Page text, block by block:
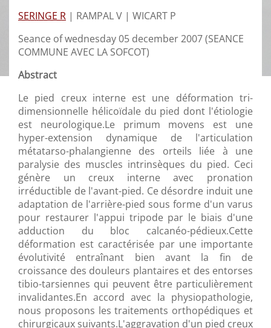
SERINGE R | RAMPAL V | WICART P
Seance of wednesday 05 december 2007 (SEANCE
COMMUNE AVEC LA SOFCOT)
Abstract
Le pied creux interne est une déformation tri-
dimensionnelle hélicoïdale du pied dont l'étiologie
est neurologique.Le primum movens est une
hyper-extension dynamique de l'articulation
métatarso-phalangienne des orteils liée à une
paralysie des muscles intrinsèques du pied. Ceci
génère un creux interne avec pronation
irréductible de l'avant-pied. Ce désordre induit une
adaptation de l'arrière-pied sous forme d'un varus
pour restaurer l'appui tripode par le biais d'une
adduction du bloc calcanéo-pédieux.Cette
déformation est caractérisée par une importante
évolutivité entraînant bien avant la fin de
croissance des douleurs plantaires et des entorses
tibio-tarsiennes qui peuvent être particulièrement
invalidantes.En accord avec la physiopathologie,
nous proposons les traitements orthopédiques et
chirurgicaux suivants.L'aggravation d'un pied creux